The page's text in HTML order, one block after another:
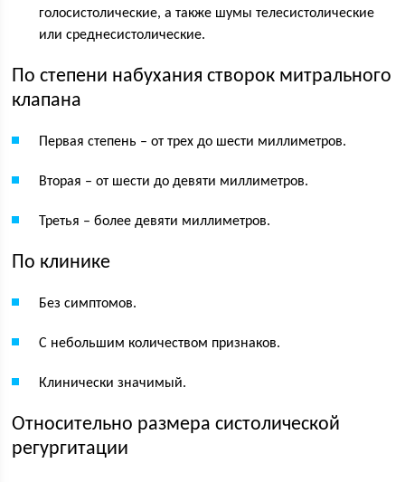
голосистолические, а также шумы телесистолические
или среднесистолические.
По степени набухания створок митрального
клапана
Первая степень – от трех до шести миллиметров.
Вторая – от шести до девяти миллиметров.
Третья – более девяти миллиметров.
По клинике
Без симптомов.
С небольшим количеством признаков.
Клинически значимый.
Относительно размера систолической
регургитации